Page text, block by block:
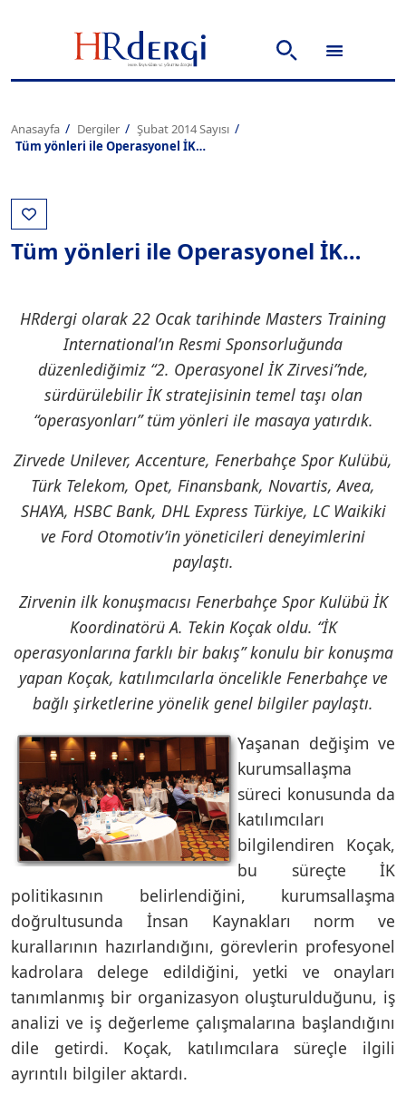
Anasayfa Dergiler
Şubat 2014 Sayısı
Tüm yönleri ile Operasyonel İK…
Tüm yönleri ile Operasyonel İK…
HRdergi olarak 22 Ocak tarihinde Masters Training
International’ın Resmi Sponsorluğunda
düzenlediğimiz “2. Operasyonel İK Zirvesi”nde,
sürdürülebilir İK stratejisinin temel taşı olan
“operasyonları” tüm yönleri ile masaya yatırdık.
Zirvede Unilever, Accenture, Fenerbahçe Spor Kulübü,
Türk Telekom, Opet, Finansbank, Novartis, Avea,
SHAYA, HSBC Bank, DHL Express Türkiye, LC Waikiki
ve Ford Otomotiv’in yöneticileri deneyimlerini
paylaştı.
Zirvenin ilk konuşmacısı Fenerbahçe Spor Kulübü İK
Koordinatörü A. Tekin Koçak oldu. “İK
operasyonlarına farklı bir bakış” konulu bir konuşma
yapan Koçak, katılımcılarla öncelikle Fenerbahçe ve
bağlı şirketlerine yönelik genel bilgiler paylaştı.
Yaşanan değişim ve
kurumsallaşma
süreci konusunda da
katılımcıları
bilgilendiren Koçak,
bu süreçte İK
politikasının belirlendiğini, kurumsallaşma
doğrultusunda İnsan Kaynakları norm ve
kurallarının hazırlandığını, görevlerin profesyonel
kadrolara delege edildiğini, yetki ve onayları
tanımlanmış bir organizasyon oluşturulduğunu, iş
analizi ve iş değerleme çalışmalarına başlandığını
dile getirdi. Koçak, katılımcılara süreçle ilgili
ayrıntılı bilgiler aktardı.